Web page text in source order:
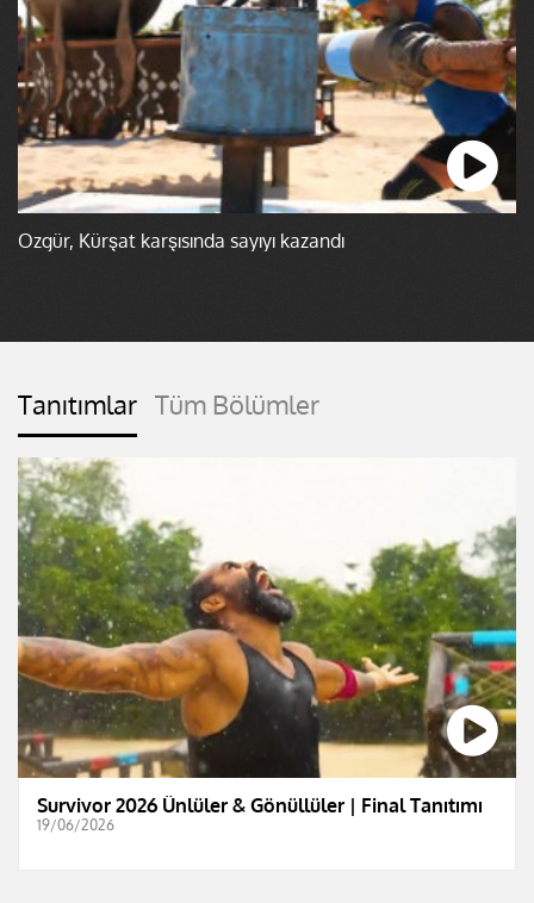
Özgür, Kürşat karşısında sayıyı kazandı
Tanıtımlar Tüm Bölümler
Survivor 2026 Ünlüler & Gönüllüler | Final Tanıtımı
19/06/2026